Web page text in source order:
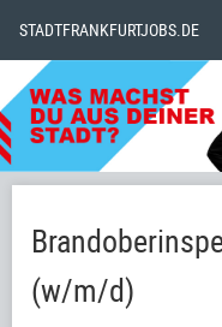
STADTFRANKFURTJOBS.DE
(w/m/d)